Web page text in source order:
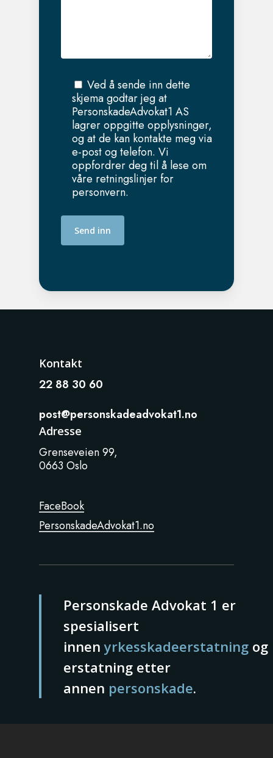
Ved å sende inn dette
skjema godtar jeg at
PersonskadeAdvokat1 AS
lagrer oppgitte opplysninger,
og at de kan kontakte meg via
e-post og telefon. Vi
oppfordrer deg til å lese om
våre retningslinjer for
personvern.
Kontakt
22 88 30 60
post@personskadeadvokat1.no
Adresse
Grenseveien 99,
0663 Oslo
FaceBook
PersonskadeAdvokat1.no
Personskade Advokat 1 er
spesialisert
innenyrkesskadeerstatning og
erstatning etter
annen personskade.